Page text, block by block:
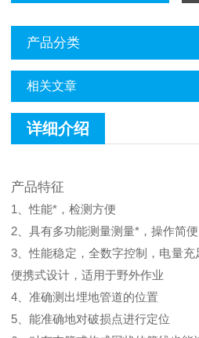
产品分类
相关文章
详细介绍
产品特征
1、性能*，检测方便
2、具有多功能测量测量*，操作简便
3、性能稳定，全数字控制，电量
便携式设计，适用于野外作业
4、准确测出埋地管道的位置
5、能准确地对破损点进行定位